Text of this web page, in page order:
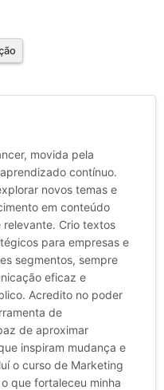
movida pela
contínuo.
novos temas e
em conteúdo
Crio textos
para empresas e
segmentos, sempre
eficaz e
Acredito no poder
de
de aproximar
inspiram mudança e
o curso de Marketing
que fortaleceu minha